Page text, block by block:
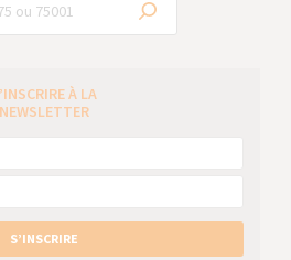
À LA
NEWSLETTER
S’INSCRIRE